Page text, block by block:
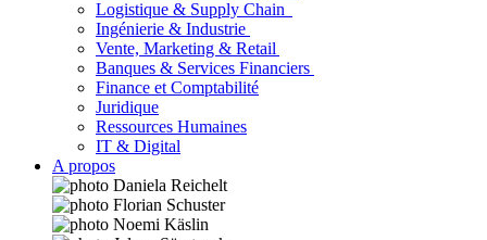
Logistique & Supply Chain
Ingénierie & Industrie
Vente, Marketing & Retail
Banques & Services Financiers
Finance et Comptabilité
Juridique
Ressources Humaines
IT & Digital
A propos